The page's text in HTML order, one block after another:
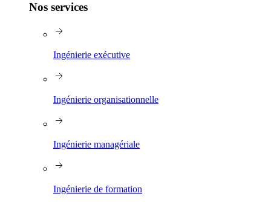
Nos services
Ingénierie exécutive
Ingénierie organisationnelle
Ingénierie managériale
Ingénierie de formation